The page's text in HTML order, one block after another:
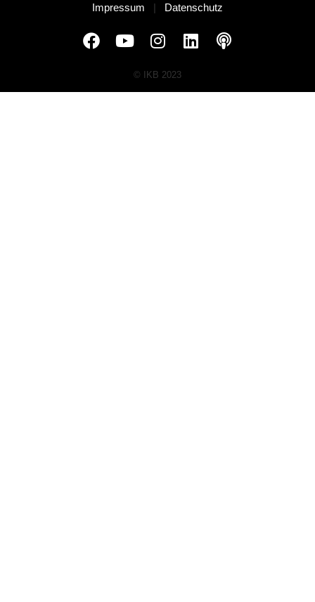
Impressum | Datenschutz
© IKB 2023